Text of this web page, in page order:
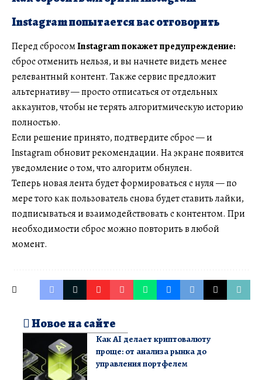
Instagram попытается вас отговорить
Перед сбросомInstagram покажет предупреждение:
сброс отменить нельзя, и вы начнете видеть менее
релевантный контент. Также сервис предложит
альтернативу — просто отписаться от отдельных
аккаунтов, чтобы не терять алгоритмическую историю
полностью.
Если решение принято, подтвердите сброс — и
Instagram обновит рекомендации. На экране появится
уведомление о том, что алгоритм обнулен.
Теперь новая лента будет формироваться с нуля — по
мере того как пользователь снова будет ставить лайки,
подписываться и взаимодействовать с контентом. При
необходимости сброс можно повторить в любой
момент.
Новое на сайте
Как AI делает криптовалюту
проще: от анализа рынка до
управления портфелем